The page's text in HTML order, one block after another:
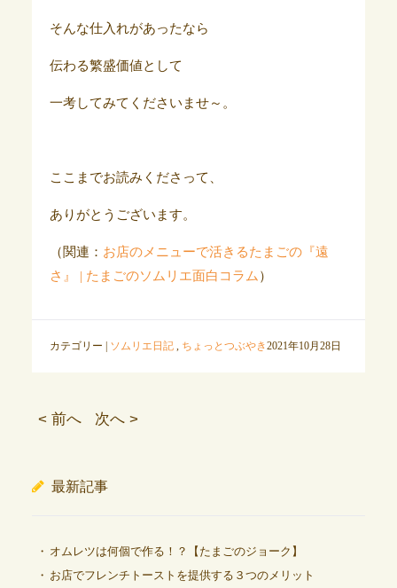
そんな仕入れがあったなら
伝わる繁盛価値として
一考してみてくださいませ～。
ここまでお読みくださって、
ありがとうございます。
（関連： お店のメニューで活きるたまごの『遠
さ』 | たまごのソムリエ面白コラム）
カテゴリー | ソムリエ日記, ちょっとつぶやき2021年10月28日
< 前へ 次へ >
最新記事
オムレツは何個で作る！？【たまごのジョーク】
お店でフレンチトーストを提供する３つのメリット